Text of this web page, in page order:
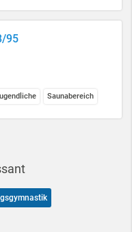
95
Saunabereich